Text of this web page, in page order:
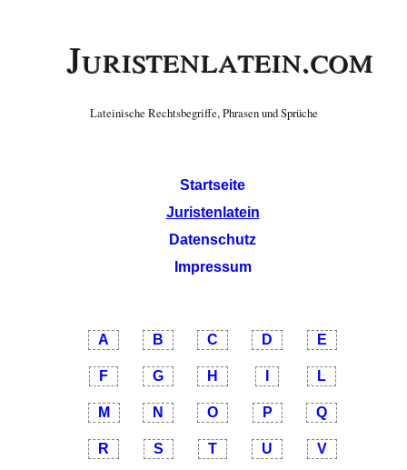
Juristenlatein.com
Lateinische Rechtsbegriffe, Phrasen und Sprüche
Startseite
Juristenlatein
Datenschutz
Impressum
A B C D E
F G H L
M N O P Q
R S T U V